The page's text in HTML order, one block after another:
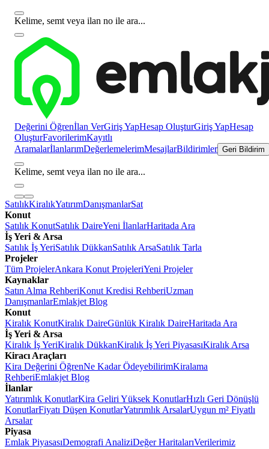
Kelime, semt veya ilan no ile ara...
Değerini Öğrenİlan VerGiriş YapHesap OluşturGiriş YapHesap
OluşturFavorilerimKayıtlı
AramalarİlanlarımDeğerlemelerimMesajlarBildirimler Geri Bildirim
Kelime, semt veya ilan no ile ara...
SatılıkKiralıkYatırımDanışmanlarSat
Konut
Satılık KonutSatılık DaireYeni İlanlarHaritada Ara
İş Yeri & Arsa
Satılık İş YeriSatılık DükkanSatılık ArsaSatılık Tarla
Projeler
Tüm ProjelerAnkara Konut ProjeleriYeni Projeler
Kaynaklar
Satın Alma RehberiKonut Kredisi RehberiUzman
DanışmanlarEmlakjet Blog
Konut
Kiralık KonutKiralık DaireGünlük Kiralık DaireHaritada Ara
İş Yeri & Arsa
Kiralık İş YeriKiralık DükkanKiralık İş Yeri PiyasasıKiralık Arsa
Kiracı Araçları
Kira Değerini ÖğrenNe Kadar ÖdeyebilirimKiralama
RehberiEmlakjet Blog
İlanlar
Yatırımlık KonutlarKira Geliri Yüksek KonutlarHızlı Geri Dönüşlü
KonutlarFiyatı Düşen KonutlarYatırımlık ArsalarUygun m² Fiyatlı
Arsalar
Piyasa
Emlak PiyasasıDemografi AnaliziDeğer HaritalarıVerilerimiz